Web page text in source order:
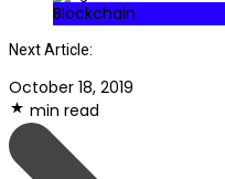
Blockchain
Next Article:
October 18, 2019
min read